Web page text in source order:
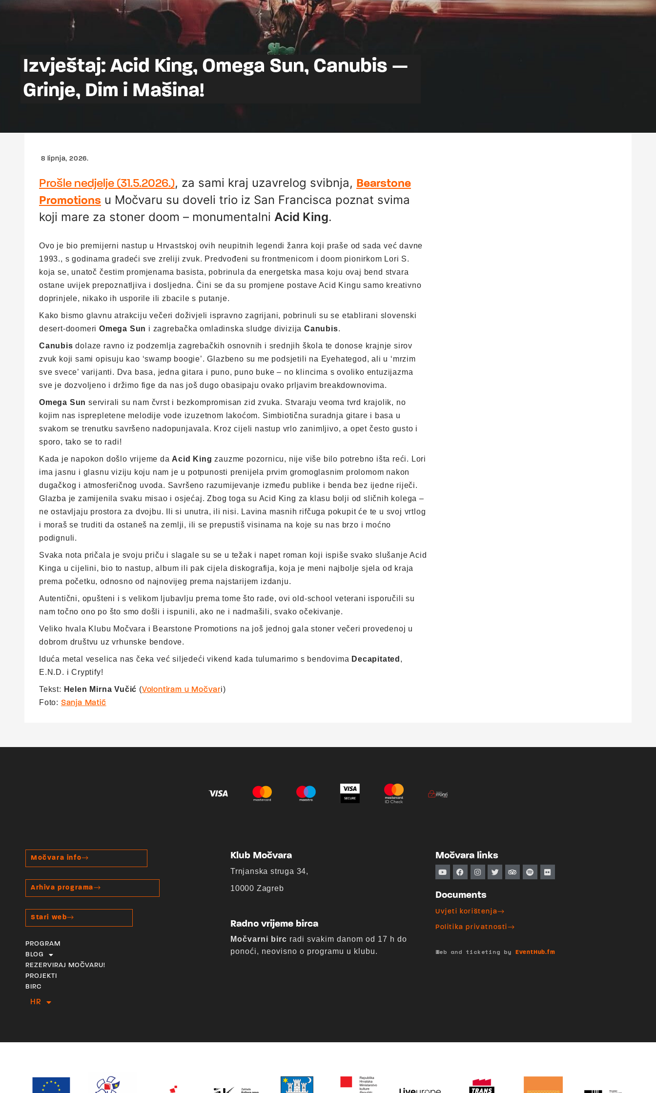
Izvještaj: Acid King, Omega Sun, Canubis —
Grinje, Dim i Mašina!
8 lipnja, 2026.
Prošle nedjelje (31.5.2026.), za sami kraj uzavrelog svibnja, Bearstone
Promotions u Močvaru su doveli trio iz San Francisca poznat svima
koji mare za stoner doom – monumentalni Acid King.
Ovo je bio premijerni nastup u Hrvastskoj ovih neupitnih legendi žanra koji praše od sada već davne
1993., s godinama gradeći sve zreliji zvuk. Predvođeni su frontmenicom i doom pionirkom Lori S.
koja se, unatoč čestim promjenama basista, pobrinula da energetska masa koju ovaj bend stvara
ostane uvijek prepoznatljiva i dosljedna. Čini se da su promjene postave Acid Kingu samo kreativno
doprinjele, nikako ih usporile ili zbacile s putanje.
Kako bismo glavnu atrakciju večeri doživjeli ispravno zagrijani, pobrinuli su se etablirani slovenski
desert-doomeriOmega Sun i zagrebačka omladinska sludge divizijaCanubis.
Canubis dolaze ravno iz podzemlja zagrebačkih osnovnih i srednjih škola te donose krajnje sirov
zvuk koji sami opisuju kao ‘swamp boogie’. Glazbeno su me podsjetili na Eyehategod, ali u ‘mrzim
sve svece’ varijanti. Dva basa, jedna gitara i puno, puno buke – no klincima s ovoliko entuzijazma
sve je dozvoljeno i držimo fige da nas još dugo obasipaju ovako prljavim breakdownovima.
Omega Sun servirali su nam čvrst i bezkompromisan zid zvuka. Stvaraju veoma tvrd krajolik, no
kojim nas isprepletene melodije vode izuzetnom lakoćom. Simbiotična suradnja gitare i basa u
svakom se trenutku savršeno nadopunjavala. Kroz cijeli nastup vrlo zanimljivo, a opet često gusto i
sporo, tako se to radi!
Kada je napokon došlo vrijeme da Acid King zauzme pozornicu, nije više bilo potrebno išta reći. Lori
ima jasnu i glasnu viziju koju nam je u potpunosti prenijela prvim gromoglasnim prolomom nakon
dugačkog i atmosferičnog uvoda. Savršeno razumijevanje između publike i benda bez ijedne riječi.
Glazba je zamijenila svaku misao i osjećaj. Zbog toga su Acid King za klasu bolji od sličnih kolega –
ne ostavljaju prostora za dvojbu. Ili si unutra, ili nisi. Lavina masnih rifčuga pokupit će te u svoj vrtlog
i moraš se truditi da ostaneš na zemlji, ili se prepustiš visinama na koje su nas brzo i moćno
podignuli.
Svaka nota pričala je svoju priču i slagale su se u težak i napet roman koji ispiše svako slušanje Acid
Kinga u cijelini, bio to nastup, album ili pak cijela diskografija, koja je meni najbolje sjela od kraja
prema početku, odnosno od najnovijeg prema najstarijem izdanju.
Autentični, opušteni i s velikom ljubavlju prema tome što rade, ovi old-school veterani isporučili su
nam točno ono po što smo došli i ispunili, ako ne i nadmašili, svako očekivanje.
Veliko hvala Klubu Močvara i Bearstone Promotions na još jednoj gala stoner večeri provedenoj u
dobrom društvu uz vrhunske bendove.
Iduća metal veselica nas čeka već siljedeći vikend kada tulumarimo s bendovima Decapitated ,
E.N.D. i Cryptify!
Tekst: Helen Mirna Vučić (Volontiram u Močvari)
Foto: Sanja Matić
Močvara info
Arhiva programa
Stari web
PROGRAM
BLOG
REZERVIRAJ MOČVARU!
PROJEKTI
BIRC
HR
EN
Klub Močvara
Trnjanska struga 34,
10000 Zagreb
Radno vrijeme birca
Močvarni birc radi svakim danom od 17 h do
ponoći, neovisno o programu u klubu.
Močvara links
Documents
Uvjeti korištenja
Politika privatnosti
Web and ticketing by EventHub.fm